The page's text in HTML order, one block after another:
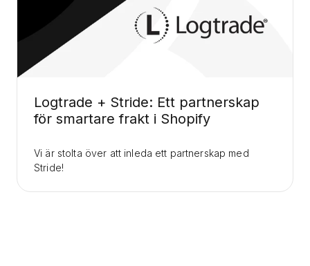
Logtrade + Stride: Ett partnerskap
för smartare frakt i Shopify
Vi är stolta över att inleda ett partnerskap med
Stride!